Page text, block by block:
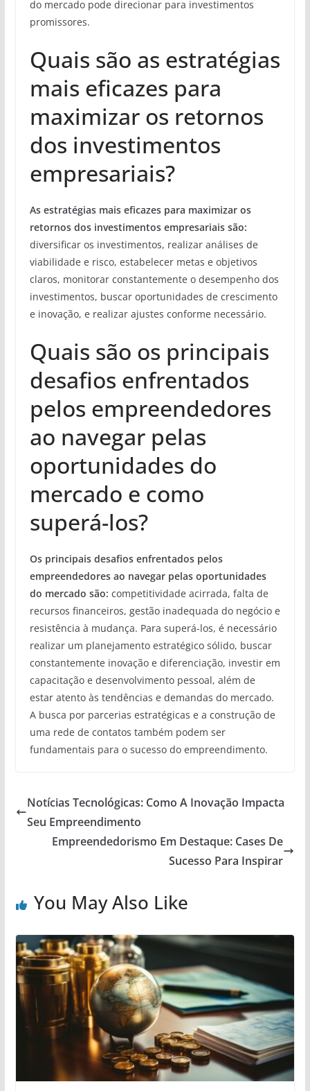
do mercado pode direcionar para investimentos
promissores.
Quais são as estratégias
mais eficazes para
maximizar os retornos
dos investimentos
empresariais?
As estratégias mais eficazes para maximizar os
retornos dos investimentos empresariais são:
diversificar os investimentos, realizar análises de
viabilidade e risco, estabelecer metas e objetivos
claros, monitorar constantemente o desempenho dos
investimentos, buscar oportunidades de crescimento
e inovação, e realizar ajustes conforme necessário.
Quais são os principais
desafios enfrentados
pelos empreendedores
ao navegar pelas
oportunidades do
mercado e como
superá-los?
Os principais desafios enfrentados pelos
empreendedores ao navegar pelas oportunidades
do mercado são: competitividade acirrada, falta de
recursos financeiros, gestão inadequada do negócio e
resistência à mudança. Para superá-los, é necessário
realizar um planejamento estratégico sólido, buscar
constantemente inovação e diferenciação, investir em
capacitação e desenvolvimento pessoal, além de
estar atento às tendências e demandas do mercado.
A busca por parcerias estratégicas e a construção de
uma rede de contatos também podem ser
fundamentais para o sucesso do empreendimento.
Notícias Tecnológicas: Como A Inovação Impacta
Seu Empreendimento
Empreendedorismo Em Destaque: Cases De
Sucesso Para Inspirar
You May Also Like